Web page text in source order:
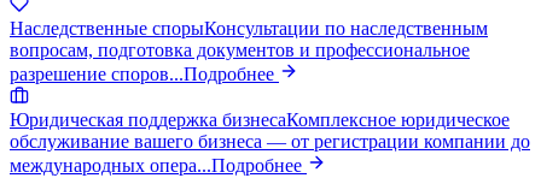
Наследственные спорыКонсультации по наследственным
вопросам, подготовка документов и профессиональное
разрешение споров...Подробнее
Юридическая поддержка бизнесаКомплексное юридическое
обслуживание вашего бизнеса — от регистрации компании до
международных опера...Подробнее